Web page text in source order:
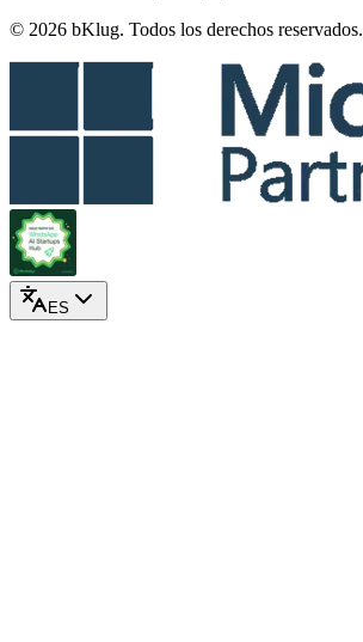
© 2026 bKlug. Todos los derechos reservados.
ES